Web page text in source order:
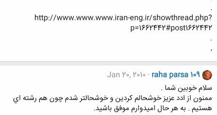
.
http://www.www.www.iran-eng.ir/showthread.php?
p=1662442#post1662442
.
.
raha parsa 109
Jan 20, 2010
سلام خوبين شما .
ممنون از ادد عزيز خوشحالم كردين و خوشحالتر شدم چون هم رشته اي
هستيم . به هر حال اميدوارم موفق باشيد.